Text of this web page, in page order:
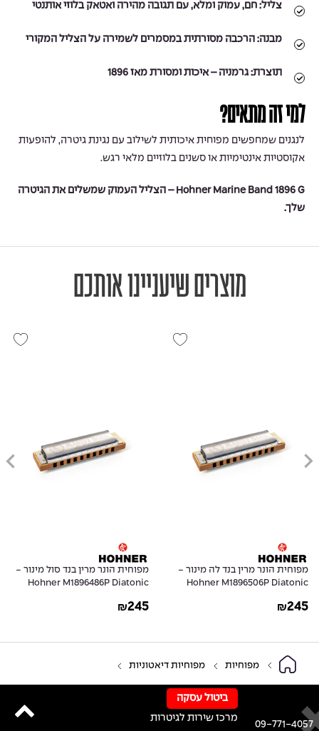
צליל: חם, עמוק ומלא, עם תגובה מהירה ואטאק בלוזי אותנטי
מבנה: הרכבה מסורתית במסמרים לשמירה על הצליל המקורי
תוצרת:גרמניה – איכות ומסורת מאז 1896
למי זה מתאים?
לנגנים שמחפשים מפוחית איכותית לשילוב עם נגינת גיטרה, להופעות
אקוסטיות אינטימיות או סשנים בלוזיים מלאי רגש.
Hohner Marine Band 1896 G – הצליל העמוק שמשלים את הגיטרה
שלך.
מוצרים שיעניינו אותכם
מפוחית הונר מרין בנד לה מינור -
Hohner M1896506P Diatonic
A Natural Minor
₪245
מפוחית הונר מרין בנד סול מינור -
Hohner M1896486P Diatonic
G Natural Minor
₪245
מפוחיות מפוחיות דיאטוניות
09-771-4057
ביטול עסקה
מרכז שירות לגיטרות